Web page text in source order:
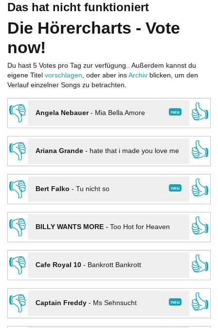
Das hat nicht funktioniert
Die Hörercharts - Vote
now!
Du hast 5 Votes pro Tag zur verfügung.. Außerdem kannst du
eigene Titel vorschlagen, oder aber ins Archiv blicken, um den
Verlauf einzelner Songs zu betrachten.
👎 neu
Angela Nebauer- Mia Bella Amore
👍
👎
Ariana Grande- hate that i made you love me
👍
👎
neu
Bert Falko - Tu nicht so
👍
👎
BILLY WANTS MORE- Too Hot for Heaven
👍
👎
Cafe Royal 10- Bankrott Bankrott
👍
👎
neu
Captain Freddy- Ms Sehnsucht
👍